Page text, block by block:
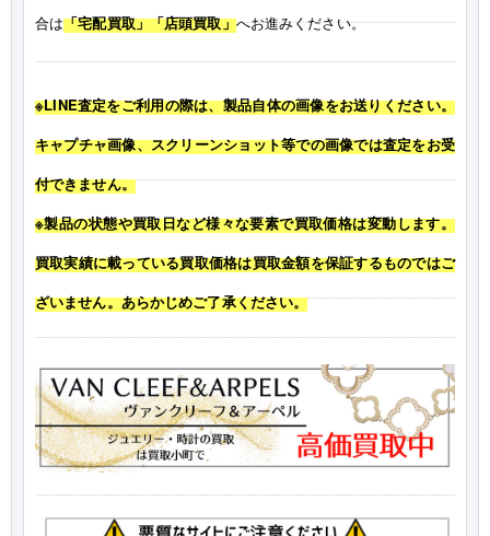
合は「宅配買取」「店頭買取」へお進みください。
※LINE査定をご利用の際は、製品自体の画像をお送りください。
キャプチャ画像、スクリーンショット等での画像では査定をお受
付できません。
※製品の状態や買取日など様々な要素で買取価格は変動します。
買取実績に載っている買取価格は買取金額を保証するものではご
ざいません。あらかじめご了承ください。